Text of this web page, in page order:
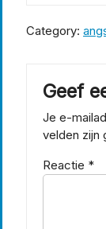
Category:
Geef
Je e-
velden zijn
Reactie *